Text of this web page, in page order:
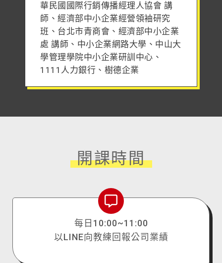
華民國國際行銷傳播經理人協會 講
師、經濟部中小企業經營領袖研究
班、台北市青商會、經濟部中小企業
處 講師、中小企業網路大學、中山大
學管理學院中小企業研訓中心、
1111人力銀行、樹德企業
開課時間
每日10:00~11:00
以LINE向教練回報公司業績